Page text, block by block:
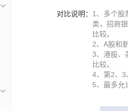
对比说明： 1、多个股
类，招商
比较。
2、A股和
3、港股、
比较。
4、第2、3
5、最多允